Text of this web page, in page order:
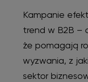
Kampanie
trend w B2B –
że pomagają
wyzwania, z
sektor